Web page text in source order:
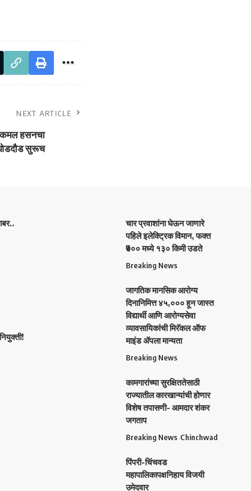
NEXT ARTICLE
कमल हसनचा
सुरूच
चार प्रवाशांना घेऊन जाणारे
पहिले इलेक्ट्रिक विमान, फक्त
₹७०० मध्ये १३० किमी उडते
Breaking News
जागतिक मानसिक आरोग्य
दिनानिमित्त ४५,००० हून जास्त
विद्यार्थी आणि आरोग्यसेवा
व्यावसायिकांची मिरॅकल ऑफ
माइंड ॲपला मान्यता
Breaking News
कामगारांच्या सुरक्षिततेसाठी
राज्यातील कारखान्यांची होणार
विशेष तपासणी- आमदार शंकर
जगताप
Breaking News Chinchwad
पिंपरी-चिंचवड
महापालिकापक्षनिहाय विजयी
उमेदवार